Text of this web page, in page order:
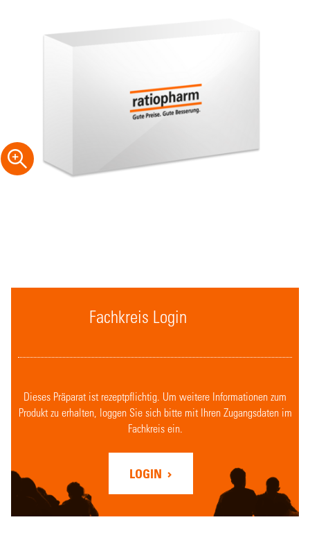
Fachkreis Login
Dieses Präparat ist rezeptpflichtig. Um weitere Informationen zum
Produkt zu erhalten, loggen Sie sich bitte mit Ihren Zugangsdaten im
Fachkreis ein.
LOGIN